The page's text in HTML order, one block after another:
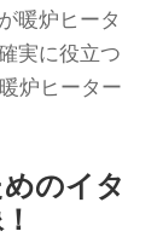
暖炉ヒータ
実に役立つ
炉ヒーター
のイタ